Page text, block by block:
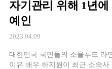
자기관리 위해 1년
예인
2023.04.09
대한민국 국민들의 소울푸드 라
이유 배우 하지원이 최근 소속